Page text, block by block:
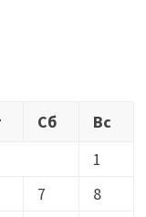
Сб
Вс
1
7
8